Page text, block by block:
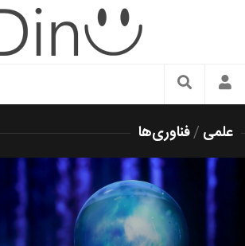
سبک زندگی
زیبایی و آرایش
شیک پوشی
دکوراسیون و چیدمان
علمی /فناوری‌ها